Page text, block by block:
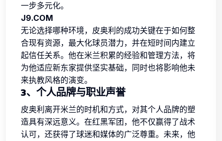
一步多元化。
J9.COM
无论选择哪种环境，皮奥利的成功关键在于如何整
合现有资源，最大化球员潜力，并在短时间内建立
起信任关系。他在米兰积累的经验和管理方法，将
为他适应新东家提供坚实基础，同时也将影响他未
来执教风格的演变。
3、个人品牌与职业声誉
皮奥利离开米兰的时机和方式，对其个人品牌的塑
造具有深远意义。在红黑军团，他不仅赢得了战术
认可，还获得了球迷和媒体的广泛尊重。未来，他